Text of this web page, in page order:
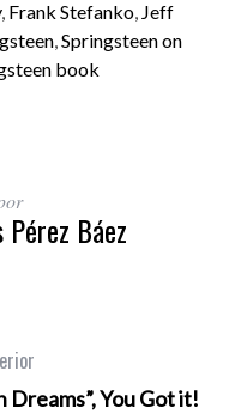
, Frank Stefanko, Jeff
,Springsteen on
book
Pérez Báez
Dreams”, You Got it!